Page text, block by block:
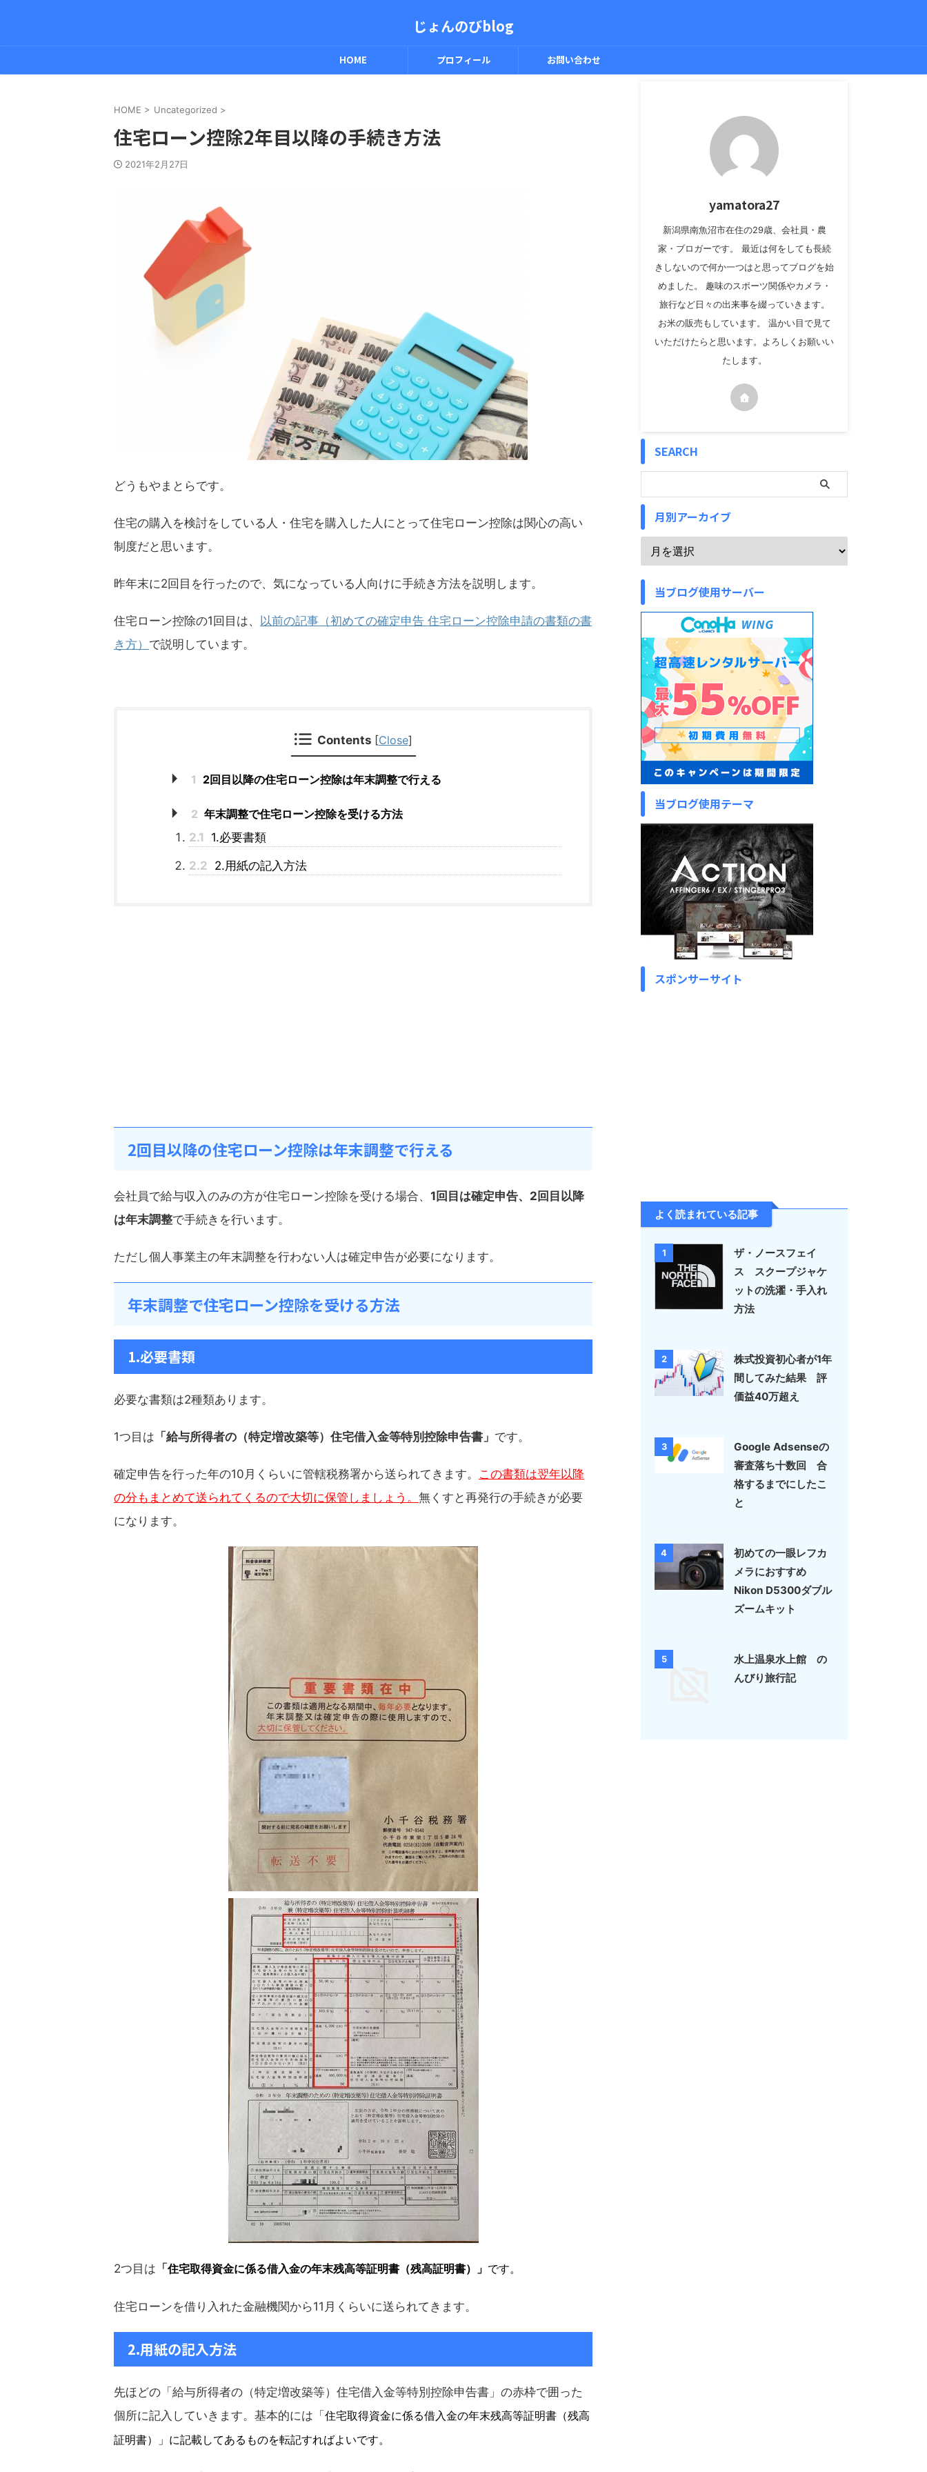
じょんのびblog
HOME プロフィール お問い合わせ
HOME > Uncategorized >
住宅ローン控除2年目以降の手続き方法
2021年2月27日
どうもやまとらです。
住宅の購入を検討をしている人・住宅を購入した人にとって住宅ローン控除は関心の高い
制度だと思います。
昨年末に2回目を行ったので、気になっている人向けに手続き方法を説明します。
住宅ローン控除の1回目は、 以前の記事（初めての確定申告 住宅ローン控除申請の書類の書
き方） で説明しています。
Contents [Close]
1 2回目以降の住宅ローン控除は年末調整で行える
2 年末調整で住宅ローン控除を受ける方法
2.1
1.必要書類
2.2 2.用紙の記入方法
2回目以降の住宅ローン控除は年末調整で行える
会社員で給与収入のみの方が住宅ローン控除を受ける場合、 1回目は確定申告、2回目以降
は年末調整で手続きを行います。
ただし個人事業主の年末調整を行わない人は確定申告が必要になります。
年末調整で住宅ローン控除を受ける方法
1.必要書類
必要な書類は2種類あります。
1つ目は 「給与所得者の（特定増改築等）住宅借入金等特別控除申告書」 です。
確定申告を行った年の10月くらいに管轄税務署から送られてきます。 この書類は翌年以降
の分もまとめて送られてくるので大切に保管しましょう。 無くすと再発行の手続きが必要
になります。
2つ目は 「 住宅取得資金に係る借入金の年末残高等証明書（残高証明書）」 です。
住宅ローンを借り入れた金融機関から11月くらいに送られてきます。
2.用紙の記入方法
先ほどの「給与所得者の（特定増改築等）住宅借入金等特別控除申告書」の赤枠で囲った
個所に記入していきます。基本的には「 住宅取得資金に係る借入金の年末残高等証明書（残高
証明書）」に記載してあるものを転記すればよいです。
yamatora27
新潟県南魚沼市在住の29歳、会社員・農
家・ブロガーです。 最近は何をしても長続
きしないので何か一つはと思ってブログを始
めました。 趣味のスポーツ関係やカメラ・
旅行など日々の出来事を綴っていきます。
お米の販売もしています。 温かい目で見て
いただけたらと思います。よろしくお願いい
たします。
SEARCH
月別アーカイブ
当ブログ使用サーバー
当ブログ使用テーマ
スポンサーサイト
よく読まれている記事
1
ザ・ノースフェイ
ス スクープジャケ
ットの洗濯・手入れ
方法
2
株式投資初心者が1年
間してみた結果 評
価益40万超え
3
Google Adsenseの
審査落ち十数回 合
格するまでにしたこ
と
4
初めての一眼レフカ
メラにおすすめ
Nikon D5300ダブル
ズームキット
5
水上温泉水上館 の
んびり旅行記